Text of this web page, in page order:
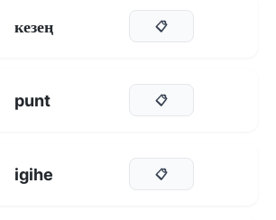
кезең 📋
punt 📋
igihe 📋